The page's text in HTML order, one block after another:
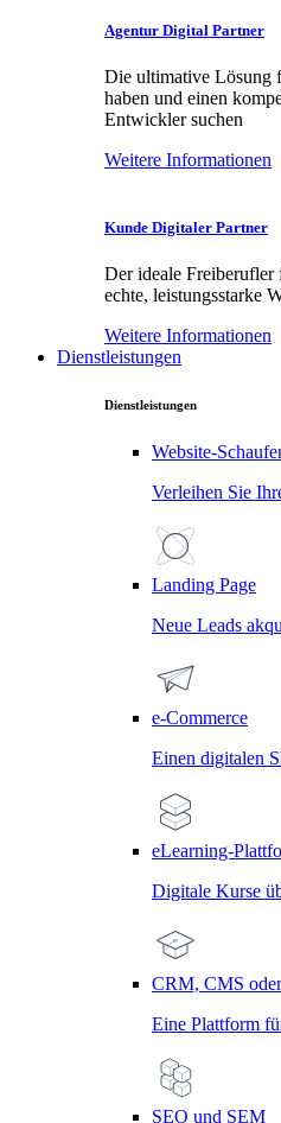
Agentur Digital Partner
Die ultimative Lösung
haben und einen
Entwickler suchen
Weitere Informationen
Kunde Digitaler Partner
Der ideale
echte, leistungsstarke
Weitere Informationen
Dienstleistungen
Dienstleistungen
Website-
Verleihen Sie
Landing Page
Neue Leads
e-Commerce
Einen digitalen
eLearning-
Digitale Kurse
CRM, CMS
Eine Plattform
SEO und SEM